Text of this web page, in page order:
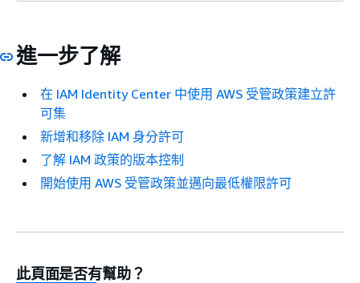
進一步了解
在 IAM Identity Center 中使用 AWS 受管政策建立許
可集
新增和移除 IAM 身分許可
了解 IAM 政策的版本控制
開始使用 AWS 受管政策並邁向最低權限許可
此頁面是否有幫助？